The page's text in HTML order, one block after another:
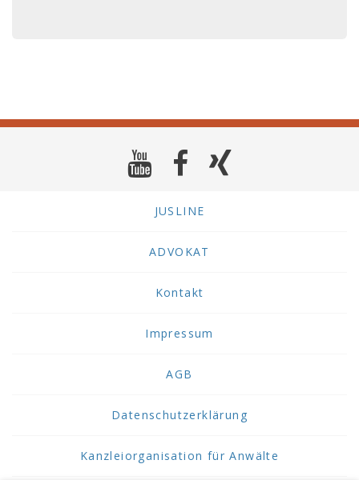
JUSLINE
ADVOKAT
Kontakt
Impressum
AGB
Datenschutzerklärung
Kanzleiorganisation für Anwälte